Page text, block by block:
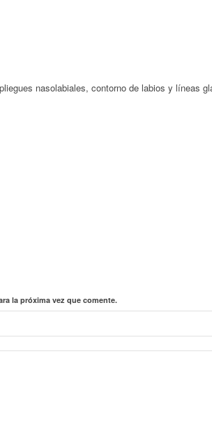
nasolabiales, contorno de labios y líneas
la próxima vez que comente.